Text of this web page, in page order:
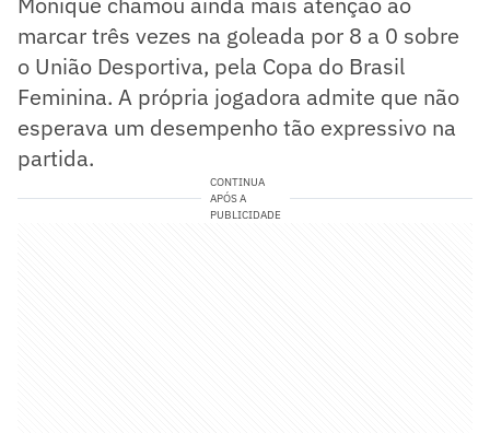
marcar três vezes na goleada por 8 a 0 sobre
o União Desportiva, pela Copa do Brasil
Feminina. A própria jogadora admite que não
esperava um desempenho tão expressivo na
partida.
CONTINUA
APÓS A
PUBLICIDADE